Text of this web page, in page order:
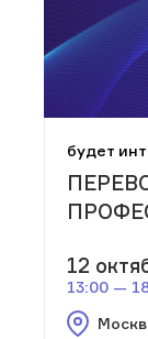
будет
12
13:00 —